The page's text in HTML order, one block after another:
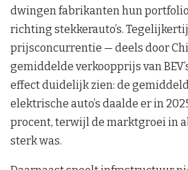
dwingen fabrikanten hun
richting stekkerauto’s.
prijsconcurrentie — deels door
gemiddelde verkoopprijs van
effect duidelijk zien: de
elektrische auto’s daalde er in
procent, terwijl de marktgroei in
sterk was.